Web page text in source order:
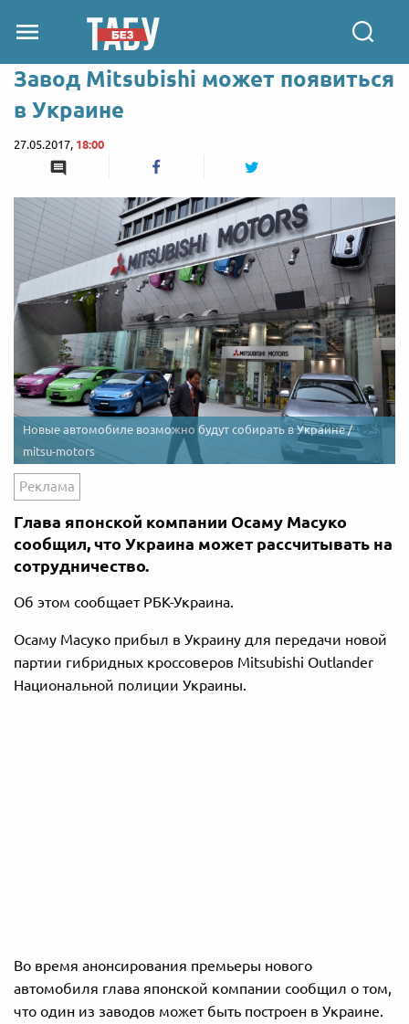
Завод Mitsubishi может появиться
в Украине
27.05.2017, 18:00
Новые автомобиле возможно будут собирать в Украине /
mitsu-motors
Реклама
Глава японской компании Осаму Масуко
сообщил, что Украина может рассчитывать на
сотрудничество.
Об этом сообщает РБК-Украина.
Осаму Масуко прибыл в Украину для передачи новой
партии гибридных кроссоверов Mitsubishi Outlander
Национальной полиции Украины.
Во время анонсирования премьеры нового
автомобиля глава японской компании сообщил о том,
что один из заводов может быть построен в Украине.